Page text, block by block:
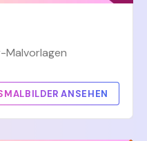
Malvorlagen
ANSEHEN